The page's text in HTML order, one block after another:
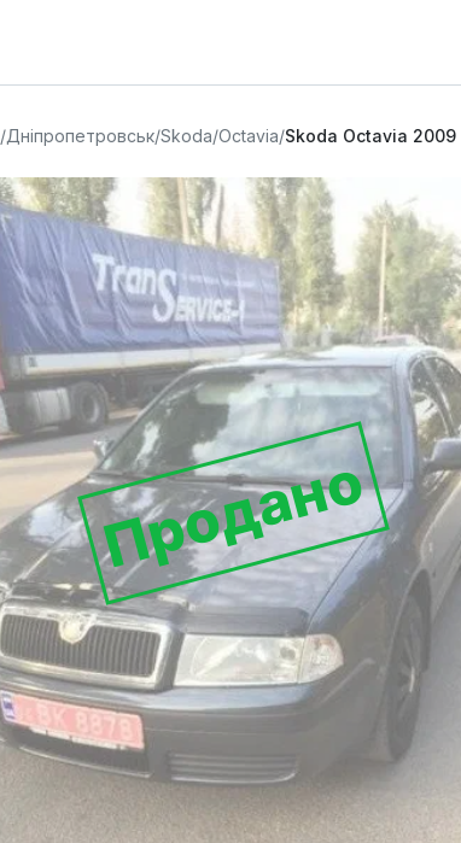
/Дніпропетровськ/Skoda/Octavia/Skoda Octavia 2009
Продано